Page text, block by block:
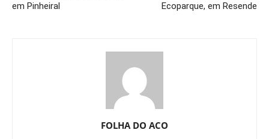
em Pinheiral
Ecoparque, em Resende
FOLHA DO ACO